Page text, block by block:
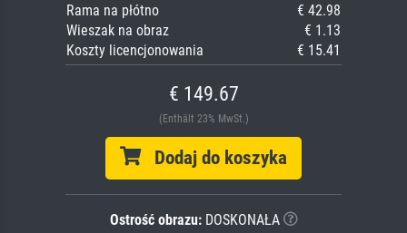
Rama na płótno
€ 42.98
Wieszak na obraz
€ 1.13
Koszty licencjonowania
€ 15.41
€ 149.67
(Enthält 23% MwSt.)
Dodaj do koszyka
Ostrość obrazu:DOSKONAŁA